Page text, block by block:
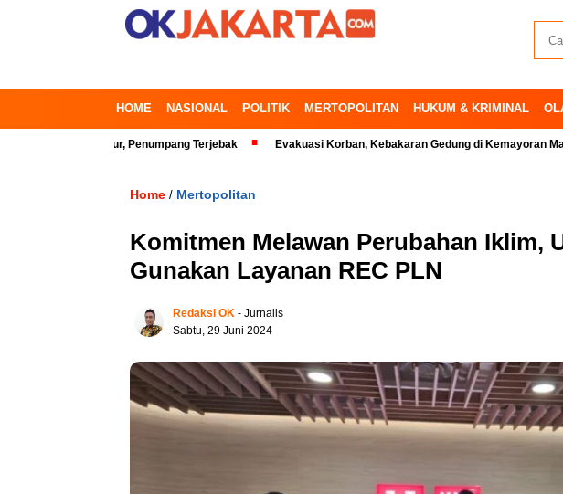
HOME NASIONAL POLITIK MERTOPOLITAN HUKUM & KRIMINAL
Timur, Penumpang Terjebak Evakuasi Korban, Kebakaran Gedung di Kemayoran Makin Kritis
Home / Mertopolitan
Komitmen Melawan Perubahan Iklim,
Gunakan Layanan REC PLN
Redaksi OK - Jurnalis
Sabtu, 29 Juni 2024